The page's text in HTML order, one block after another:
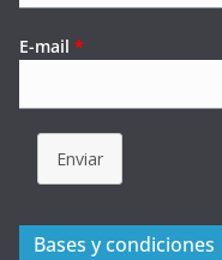
E-mail *
Enviar
Bases y condiciones